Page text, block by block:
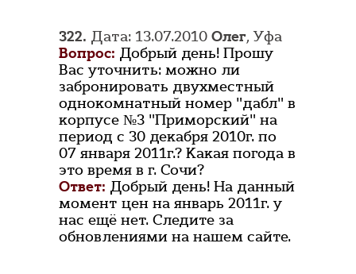
322. Дата: 13.07.2010 Олег, Уфа
Вопрос: Добрый день! Прошу
Вас уточнить: можно ли
забронировать двухместный
однокомнатный номер "дабл" в
корпусе №3 "Приморский" на
период с 30 декабря 2010г. по
07 января 2011г.? Какая погода в
это время в г. Сочи?
Ответ: Добрый день! На данный
момент цен на январь 2011г. у
нас ещё нет. Следите за
обновлениями на нашем сайте.